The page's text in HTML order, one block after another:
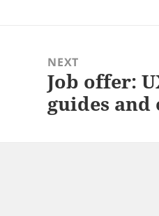
NEXT
Next
post:
Job offer:
guides